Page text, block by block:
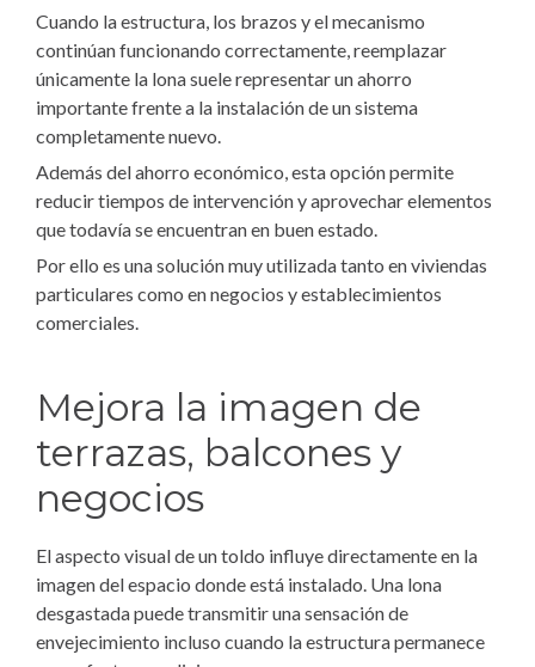
Cuando la estructura, los brazos y el mecanismo
continúan funcionando correctamente, reemplazar
únicamente la lona suele representar un ahorro
importante frente a la instalación de un sistema
completamente nuevo.
Además del ahorro económico, esta opción permite
reducir tiempos de intervención y aprovechar elementos
que todavía se encuentran en buen estado.
Por ello es una solución muy utilizada tanto en viviendas
particulares como en negocios y establecimientos
comerciales.
Mejora la imagen de
terrazas, balcones y
negocios
El aspecto visual de un toldo influye directamente en la
imagen del espacio donde está instalado. Una lona
desgastada puede transmitir una sensación de
envejecimiento incluso cuando la estructura permanece